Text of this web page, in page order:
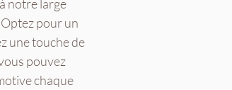
notre large
pour un
une touche de
pouvez
chaque